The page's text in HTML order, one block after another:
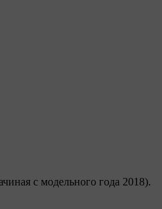
с модельного года 2018).